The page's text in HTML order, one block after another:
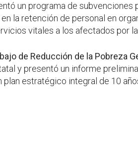
un programa de subvenciones
la retención de personal en
vitales a los afectados por
de Reducción de la Pobreza
y presentó un informe
estratégico integral de 10